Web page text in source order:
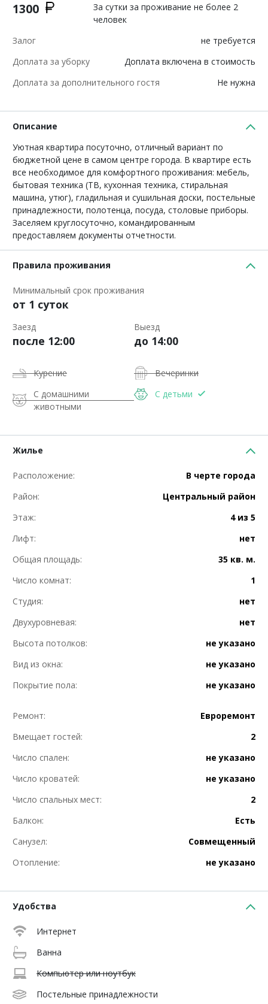
1300
За сутки за проживание не более 2
человек
Залог
не требуется
Доплата за уборку
Доплата включена в стоимость
Доплата за дополнительного гостя
Не нужна
Описание
Уютная квартира посуточно, отличный вариант по
бюджетной цене в самом центре города. В квартире есть
все необходимое для комфортного проживания: мебель,
бытовая техника (ТВ, кухонная техника, стиральная
машина, утюг), гладильная и сушильная доски, постельные
принадлежности, полотенца, посуда, столовые приборы.
Заселяем круглосуточно, командированным
предоставляем документы отчетности.
Правила проживания
Минимальный срок проживания
от 1 суток
Заезд
после 12:00
Выезд
до 14:00
Курение
Вечеринки
С домашними
животными
С детьми
Жилье
Расположение:
В черте города
Район:
Центральный район
Этаж:
4 из 5
Лифт:
нет
Общая площадь:
35 кв. м.
Число комнат:
1
Студия:
нет
Двухуровневая:
нет
Высота потолков:
не указано
Вид из окна:
не указано
Покрытие пола:
не указано
Ремонт:
Евроремонт
Вмещает гостей:
2
Число спален:
не указано
Число кроватей:
не указано
Число спальных мест:
2
Балкон:
Есть
Санузел:
Совмещенный
Отопление:
не указано
Удобства
Интернет
Ванна
Компьютер или ноутбук
Постельные принадлежности